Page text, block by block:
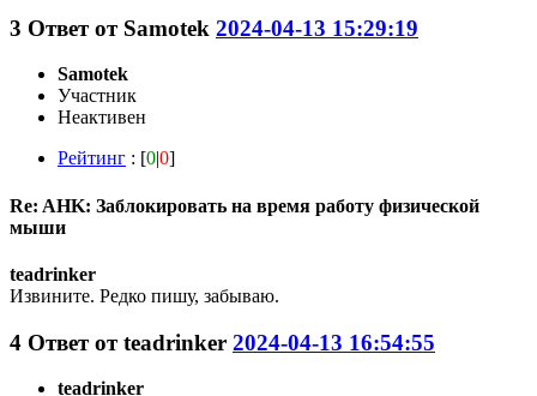
3 Ответ от Samotek 2024-04-13 15:29:19
Samotek
Участник
Неактивен
Рейтинг : [0|0]
Re: AHK: Заблокировать на время работу физической
мыши
teadrinker
Извините. Редко пишу, забываю.
4 Ответ отteadrinker 2024-04-13 16:54:55
teadrinker